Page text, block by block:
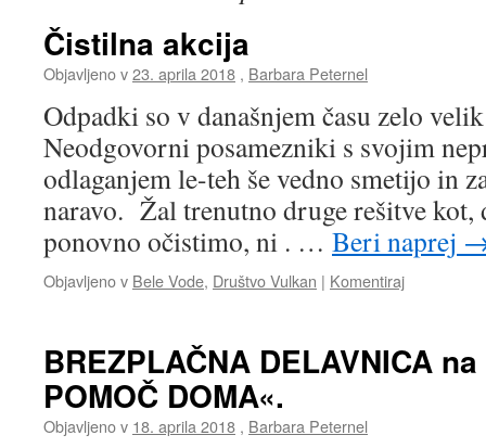
Čistilna akcija
Objavljeno v23. aprila 2018 , Barbara Peternel
Odpadki so v današnjem času zelo
Neodgovorni posamezniki s svojim
odlaganjem le-teh še vedno smetijo in
naravo. Žal trenutno druge rešitve kot,
ponovno očistimo, ni . … Beri naprej
Objavljeno v Bele Vode, Društvo Vulkan | Komentiraj
BREZPLAČNA DELAVNICA
POMOČ DOMA«.
Objavljeno v 18. aprila 2018 , Barbara Peternel